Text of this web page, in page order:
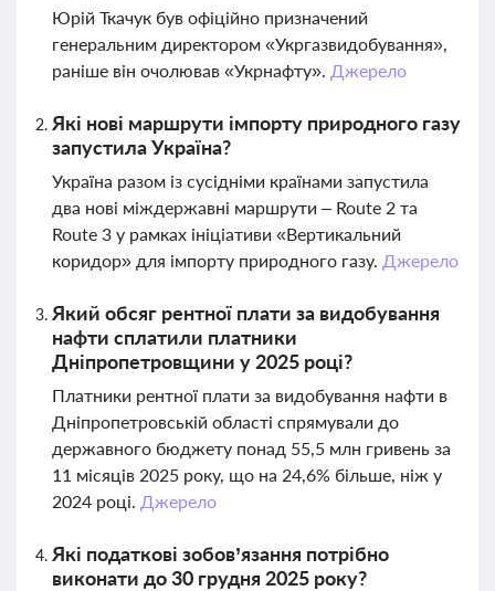
Юрій Ткачук був офіційно призначений
генеральним директором «Укргазвидобування»,
раніше він очолював «Укрнафту». Джерело
Які нові маршрути імпорту природного газу
запустила Україна?
Україна разом із сусідніми країнами запустила
два нові міждержавні маршрути – Route 2 та
Route 3 у рамках ініціативи «Вертикальний
коридор» для імпорту природного газу. Джерело
Який обсяг рентної плати за видобування
нафти сплатили платники
Дніпропетровщини у 2025 році?
Платники рентної плати за видобування нафти в
Дніпропетровській області спрямували до
державного бюджету понад 55,5 млн гривень за
11 місяців 2025 року, що на 24,6% більше, ніж у
2024 році. Джерело
Які податкові зобов’язання потрібно
виконати до 30 грудня 2025 року?